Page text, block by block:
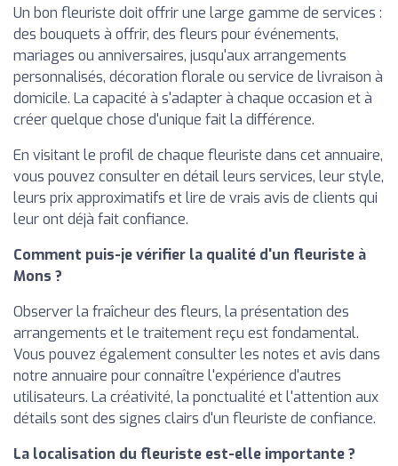
Un bon fleuriste doit offrir une large gamme de services :
des bouquets à offrir, des fleurs pour événements,
mariages ou anniversaires, jusqu'aux arrangements
personnalisés, décoration florale ou service de livraison à
domicile. La capacité à s'adapter à chaque occasion et à
créer quelque chose d'unique fait la différence.
En visitant le profil de chaque fleuriste dans cet annuaire,
vous pouvez consulter en détail leurs services, leur style,
leurs prix approximatifs et lire de vrais avis de clients qui
leur ont déjà fait confiance.
Comment puis-je vérifier la qualité d'un fleuriste à
Mons ?
Observer la fraîcheur des fleurs, la présentation des
arrangements et le traitement reçu est fondamental.
Vous pouvez également consulter les notes et avis dans
notre annuaire pour connaître l'expérience d'autres
utilisateurs. La créativité, la ponctualité et l'attention aux
détails sont des signes clairs d'un fleuriste de confiance.
La localisation du fleuriste est-elle importante ?